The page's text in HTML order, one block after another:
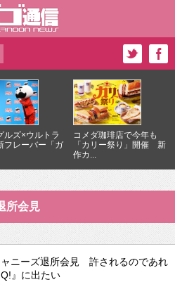
ルズ×ウルトラ
フレーバー「ガ
コメダ珈琲店で今年も
「カリー祭り」開催 新
作カ...
所会見
ニーズ退所会見 許されるのであれ
』に出たい